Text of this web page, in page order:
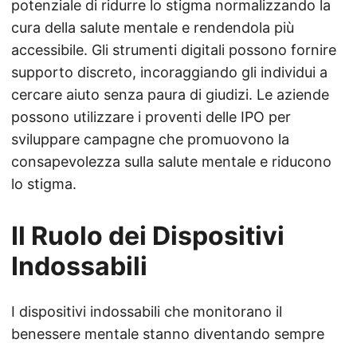
potenziale di ridurre lo stigma normalizzando la
cura della salute mentale e rendendola più
accessibile. Gli strumenti digitali possono fornire
supporto discreto, incoraggiando gli individui a
cercare aiuto senza paura di giudizi. Le aziende
possono utilizzare i proventi delle IPO per
sviluppare campagne che promuovono la
consapevolezza sulla salute mentale e riducono
lo stigma.
Il Ruolo dei Dispositivi
Indossabili
I dispositivi indossabili che monitorano il
benessere mentale stanno diventando sempre